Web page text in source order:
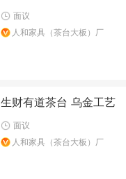
面议
人和家具（茶台大板）厂
生财有道茶台 乌金工艺
面议
人和家具（茶台大板）厂